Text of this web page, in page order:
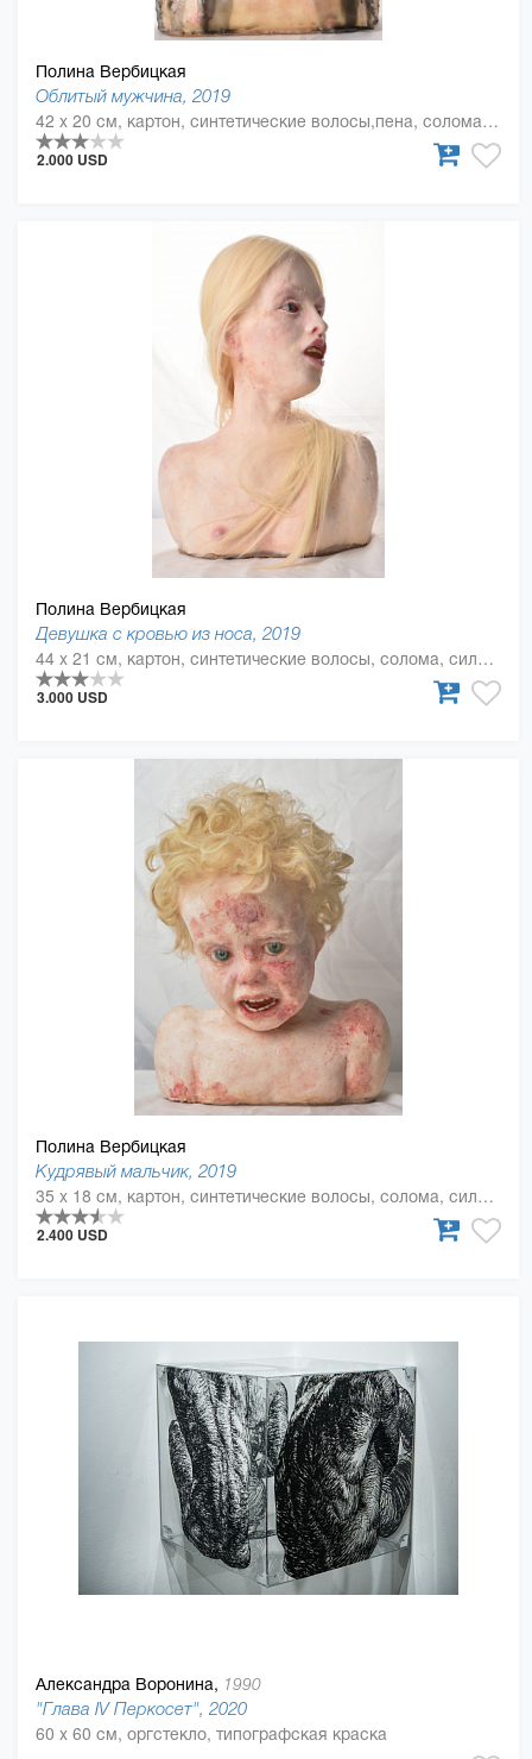
Полина Вербицкая
Облитый мужчина, 2019
42 x 20 см, картон, синтетические волосы,пена, солома, силикон, смола
2.000 USD
Полина Вербицкая
Девушка с кровью из носа, 2019
44 x 21 см, картон, синтетические волосы, солома, силикон, смола
3.000 USD
Полина Вербицкая
Кудрявый мальчик, 2019
35 x 18 см, картон, синтетические волосы, солома, силикон, смола
2.400 USD
Александра Воронина, 1990
"Глава IV Перкосет", 2020
60 x 60 см, оргстекло, типографская краска